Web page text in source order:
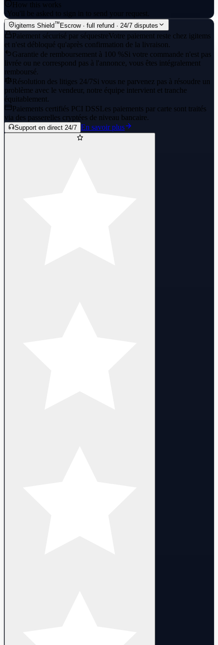
How this works
·You'll be asked to sign in to send your request.
igitems Shield™ Escrow · full refund · 24/7 disputes
Paiement sécurisé par séquestreVotre paiement reste chez igitems
et n'est débloqué qu'après confirmation de la livraison.
Garantie de remboursement à 100 %Si votre commande n'est pas
livrée ou ne correspond pas à l'annonce, vous êtes intégralement
remboursé.
Résolution des litiges 24/7Si vous ne parvenez pas à résoudre un
problème avec le vendeur, notre équipe intervient et tranche
équitablement.
Paiements certifiés PCI DSSLes paiements par carte sont traités
via des passerelles cryptées de niveau bancaire.
Support en direct 24/7 En savoir plus